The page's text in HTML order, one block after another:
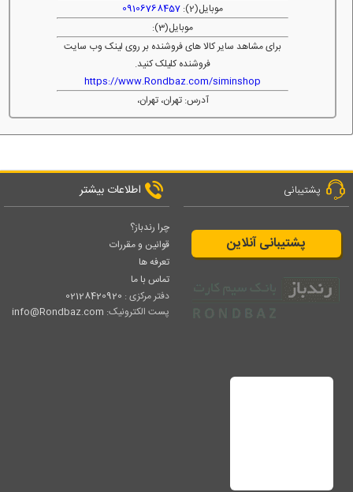
موبایل(2):
09106768457
موبایل(3):
برای مشاهد سایر کالا های فروشنده بر روی لینک وب سایت
فروشنده کلیلک کنید.
https://www.Rondbaz.com/siminshop
آدرس: تهران، تهران،
پشتیبانی
پشتیبانی آنلاین
اطلاعات بیشتر
چرا رندباز؟
قوانین و مقررات
تعرفه ها
تماس با ما
دفتر مرکزی : 02128420920
پست الکترونیک: info@Rondbaz.com